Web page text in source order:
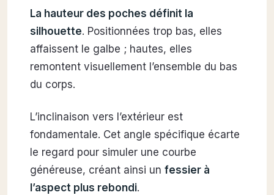
La hauteur des poches définit la
silhouette. Positionnées trop bas, elles
affaissent le galbe ; hautes, elles
remontent visuellement l’ensemble du bas
du corps.
L’inclinaison vers l’extérieur est
fondamentale. Cet angle spécifique écarte
le regard pour simuler une courbe
généreuse, créant ainsi un fessier à
l’aspect plus rebondi.